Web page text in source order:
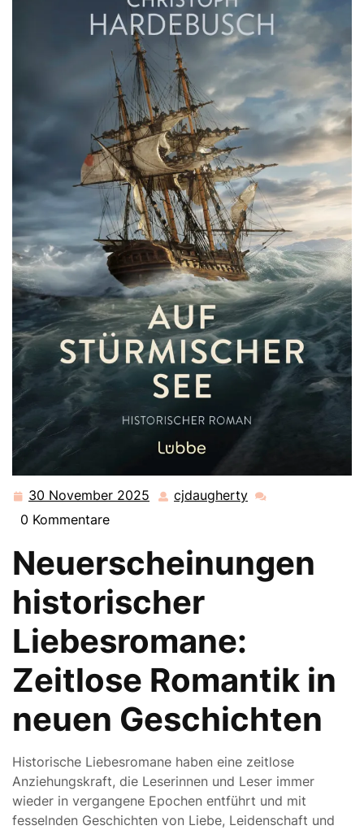
30 November 2025 30 cjdaugherty cjdaugherty
0 Kommentare
Neuerscheinungen
historischer
Liebesromane:
Zeitlose Romantik in
neuen Geschichten
Historische Liebesromane haben eine zeitlose
Anziehungskraft, die Leserinnen und Leser immer
wieder in vergangene Epochen entführt und mit
fesselnden Geschichten von Liebe, Leidenschaft und